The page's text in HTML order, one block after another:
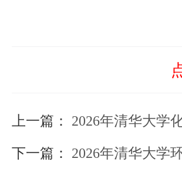
上一篇： 2026年清华大学化
下一篇： 2026年清华大学环